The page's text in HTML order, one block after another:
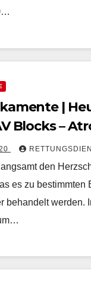
|
Blocks –
den
es zu bestimmten
behandelt werden.